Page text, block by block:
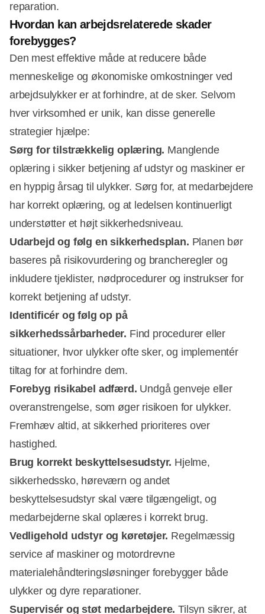
reparation.
Hvordan kan arbejdsrelaterede skader
forebygges?
Den mest effektive måde at reducere både
menneskelige og økonomiske omkostninger ved
arbejdsulykker er at forhindre, at de sker. Selvom
hver virksomhed er unik, kan disse generelle
strategier hjælpe:
Sørg for tilstrækkelig oplæring. Manglende
oplæring i sikker betjening af udstyr og maskiner er
en hyppig årsag til ulykker. Sørg for, at medarbejdere
har korrekt oplæring, og at ledelsen kontinuerligt
understøtter et højt sikkerhedsniveau.
Udarbejd og følg en sikkerhedsplan. Planen bør
baseres på risikovurdering og brancheregler og
inkludere tjeklister, nødprocedurer og instrukser for
korrekt betjening af udstyr.
Identificér og følg op på
sikkerhedssårbarheder. Find procedurer eller
situationer, hvor ulykker ofte sker, og implementér
tiltag for at forhindre dem.
Forebyg risikabel adfærd. Undgå genveje eller
overanstrengelse, som øger risikoen for ulykker.
Fremhæv altid, at sikkerhed prioriteres over
hastighed.
Brug korrekt beskyttelsesudstyr. Hjelme,
sikkerhedssko, høreværn og andet
beskyttelsesudstyr skal være tilgængeligt, og
medarbejderne skal oplæres i korrekt brug.
Vedligehold udstyr og køretøjer. Regelmæssig
service af maskiner og motordrevne
materialehåndteringsløsninger forebygger både
ulykker og dyre reparationer.
Supervisér og støt medarbejdere.Tilsyn sikrer, at